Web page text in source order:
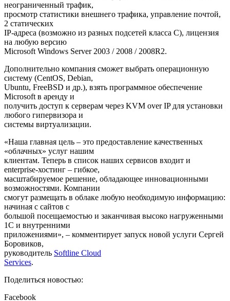
неограниченный трафик,
просмотр статистики внешнего трафика, управление почтой,
2 статических
IP-адреса (возможно из разных подсетей класса C), лицензия
на любую версию
Microsoft Windows Server 2003 / 2008 / 2008R2.
Дополнительно компания сможет выбрать операционную
систему (CentOS, Debian,
Ubuntu, FreeBSD и др.), взять программное обеспечение
Microsoft в аренду и
получить доступ к серверам через KVM over IP для установки
любого гипервизора и
системы виртуализации.
«Наша главная цель – это предоставление качественных
«облачных» услуг нашим
клиентам. Теперь в список наших сервисов входит и
enterprise-хостинг – гибкое,
масштабируемое решение, обладающее инновационными
возможностями. Компании
смогут размещать в облаке любую необходимую информацию:
начиная с сайтов с
большой посещаемостью и заканчивая высоко нагруженными
1С и внутренними
приложениями», – комментирует запуск новой услуги Сергей
Боровиков,
руководитель Softline Cloud
Services.
Поделиться новостью:
Facebook